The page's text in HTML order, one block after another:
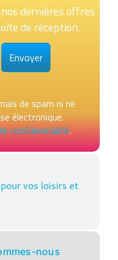
dernières offres
de réception.
de spam ni ne
électronique.
confidentialité.
vos loisirs et
nous